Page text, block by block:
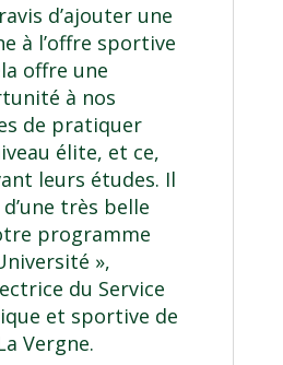
d’ajouter une
à l’offre sportive
offre une
à nos
de pratiquer
élite, et ce,
leurs études. Il
très belle
programme
»,
du Service
et sportive de
Vergne.